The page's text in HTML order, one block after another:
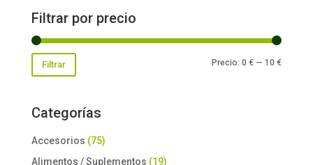
Filtrar por precio
Precio
Precio
Filtrar Precio:0 € —10 €
Categorías
Accesorios (75)
Alimentos / Suplementos (19)